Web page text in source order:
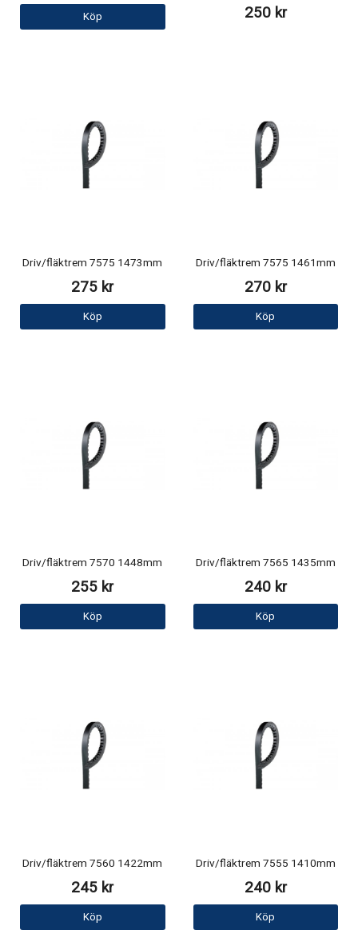
Köp 250 kr
Driv/fläktrem 7575 1473mm
275 kr
Köp
Driv/fläktrem 7575 1461mm
270 kr
Köp
Driv/fläktrem 7570 1448mm
255 kr
Köp
Driv/fläktrem 7565 1435mm
240 kr
Köp
Driv/fläktrem 7560 1422mm
245 kr
Köp
Driv/fläktrem 7555 1410mm
240 kr
Köp